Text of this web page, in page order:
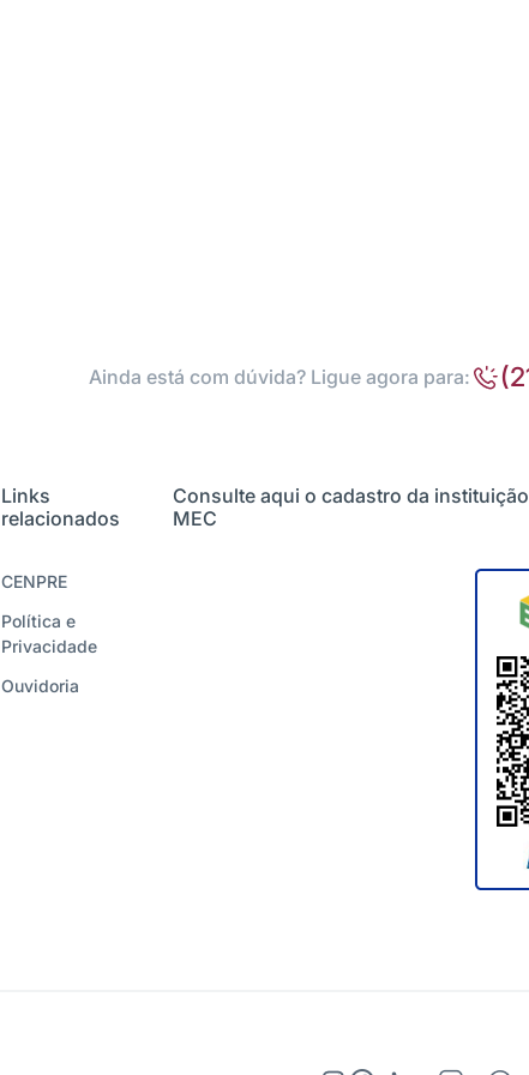
Ainda está com dúvida? Ligue agora para:
Links
relacionados
CENPRE
Política e
Privacidade
Ouvidoria
Consulte aqui o cadastro da
MEC